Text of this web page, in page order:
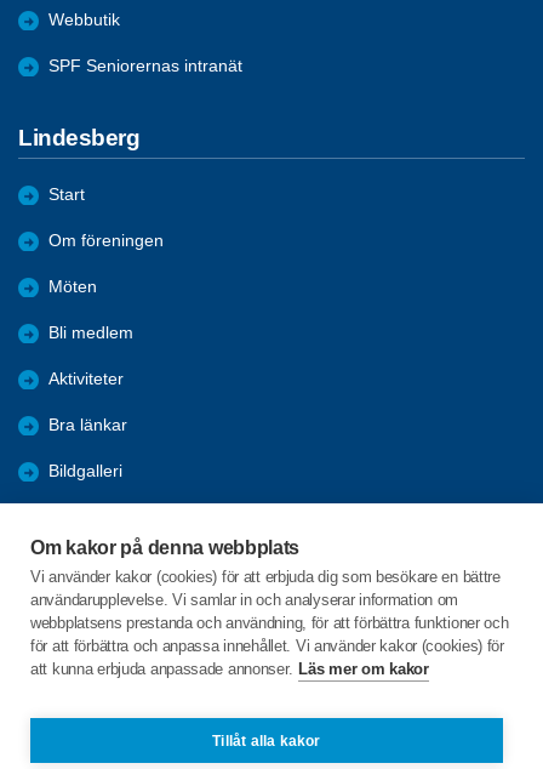
Om kakor på denna webbplats
Vi använder kakor (cookies) för att erbjuda dig som besökare en bättre
användarupplevelse. Vi samlar in och analyserar information om
webbplatsens prestanda och användning, för att förbättra funktioner och
för att förbättra och anpassa innehållet. Vi använder kakor (cookies) för
att kunna erbjuda anpassade annonser. Läs mer om kakor
Tillåt alla kakor
Webbutik
SPF Seniorernas intranät
Lindesberg
Start
Om föreningen
Möten
Bli medlem
Aktiviteter
Bra länkar
Bildgalleri
Installera SPF-appen
KPR
C/o:Lars Idstam